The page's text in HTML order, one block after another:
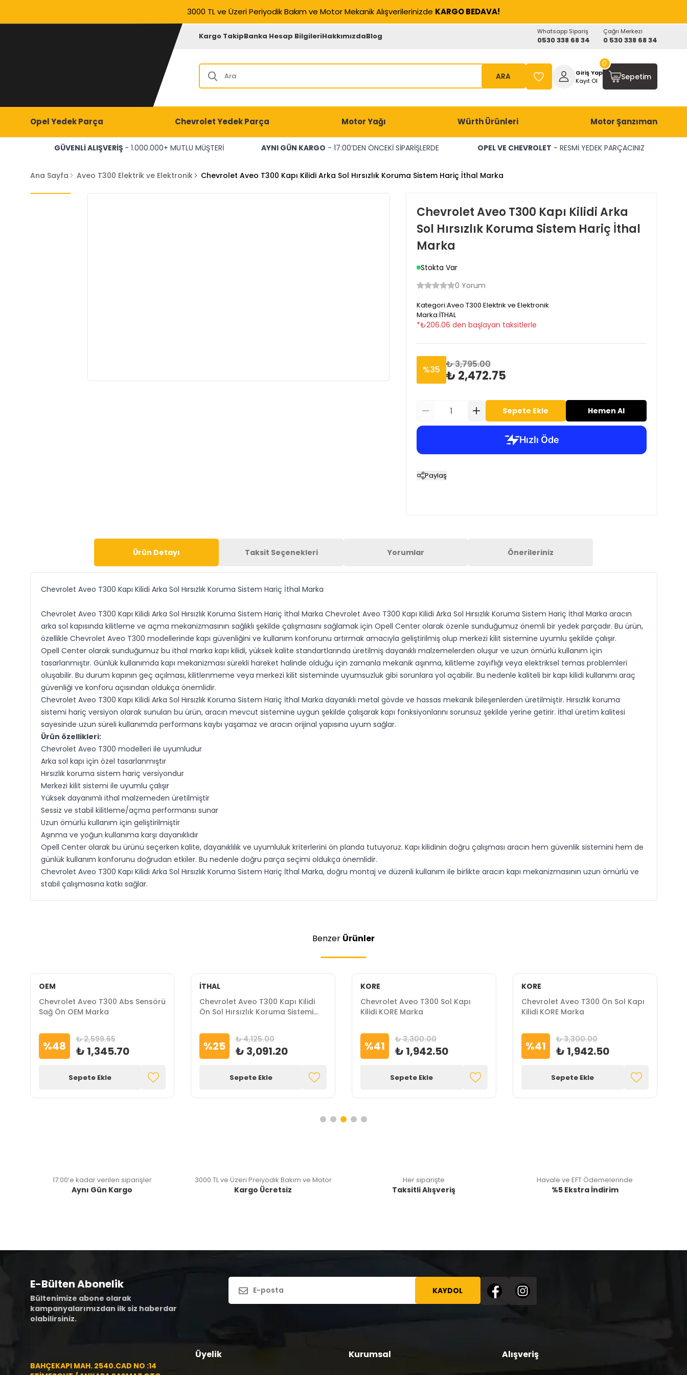
3000 TL ve Üzeri Periyodik Bakım ve Motor Mekanik Alışverilerinizde KARGO BEDAVA!
Kargo TakipBanka Hesap BilgileriHakkımızdaBlog Whatsapp Sipariş
0530 338 68 34
Çağrı Merkezi
0 530 338 68 34
ARA
Giriş Yap
Kayıt Ol
Sepetim
0
Opel Yedek Parça Chevrolet Yedek Parça Motor Yağı Würth Ürünleri Motor Şanzıman
GÜVENLİ ALIŞVERİŞ - 1.000.000+ MUTLU MÜŞTERİ AYNI GÜN KARGO - 17:00’DEN ÖNCEKİ SİPARİŞLERDE OPEL VE CHEVROLET - RESMİ YEDEK PARÇACINIZ
Ana Sayfa Aveo T300 Elektrik ve Elektronik Chevrolet Aveo T300 Kapı Kilidi Arka Sol Hırsızlık Koruma Sistem Hariç İthal Marka
Chevrolet Aveo T300 Kapı Kilidi Arka
Sol Hırsızlık Koruma Sistem Hariç İthal
Marka
Stokta Var
0 Yorum
Kategori:Aveo T300 Elektrik ve Elektronik
Marka:İTHAL
*₺206.06 den başlayan taksitlerle
%35 ₺ 3,795.00
₺ 2,472.75
Sepete Ekle Hemen Al
Paylaş
Ürün Detayı Taksit Seçenekleri Yorumlar Önerileriniz
Chevrolet Aveo T300 Kapı Kilidi Arka Sol Hırsızlık Koruma Sistem Hariç İthal Marka
Chevrolet Aveo T300 Kapı Kilidi Arka Sol Hırsızlık Koruma Sistem Hariç İthal Marka Chevrolet Aveo T300 Kapı Kilidi Arka Sol Hırsızlık Koruma Sistem Hariç İthal Marka aracın
arka sol kapısında kilitleme ve açma mekanizmasının sağlıklı şekilde çalışmasını sağlamak için Opell Center olarak özenle sunduğumuz önemli bir yedek parçadır. Bu ürün,
özellikle Chevrolet Aveo T300 modellerinde kapı güvenliğini ve kullanım konforunu artırmak amacıyla geliştirilmiş olup merkezi kilit sistemine uyumlu şekilde çalışır.
Opell Center olarak sunduğumuz bu ithal marka kapı kilidi, yüksek kalite standartlarında üretilmiş dayanıklı malzemelerden oluşur ve uzun ömürlü kullanım için
tasarlanmıştır. Günlük kullanımda kapı mekanizması sürekli hareket halinde olduğu için zamanla mekanik aşınma, kilitleme zayıflığı veya elektriksel temas problemleri
oluşabilir. Bu durum kapının geç açılması, kilitlenmeme veya merkezi kilit sisteminde uyumsuzluk gibi sorunlara yol açabilir. Bu nedenle kaliteli bir kapı kilidi kullanımı araç
güvenliği ve konforu açısından oldukça önemlidir.
Chevrolet Aveo T300 Kapı Kilidi Arka Sol Hırsızlık Koruma Sistem Hariç İthal Marka dayanıklı metal gövde ve hassas mekanik bileşenlerden üretilmiştir. Hırsızlık koruma
sistemi hariç versiyon olarak sunulan bu ürün, aracın mevcut sistemine uygun şekilde çalışarak kapı fonksiyonlarını sorunsuz şekilde yerine getirir. İthal üretim kalitesi
sayesinde uzun süreli kullanımda performans kaybı yaşamaz ve aracın orijinal yapısına uyum sağlar.
Ürün özellikleri:
Chevrolet Aveo T300 modelleri ile uyumludur
Arka sol kapı için özel tasarlanmıştır
Hırsızlık koruma sistem hariç versiyondur
Merkezi kilit sistemi ile uyumlu çalışır
Yüksek dayanımlı ithal malzemeden üretilmiştir
Sessiz ve stabil kilitleme/açma performansı sunar
Uzun ömürlü kullanım için geliştirilmiştir
Aşınma ve yoğun kullanıma karşı dayanıklıdır
Opell Center olarak bu ürünü seçerken kalite, dayanıklılık ve uyumluluk kriterlerini ön planda tutuyoruz. Kapı kilidinin doğru çalışması aracın hem güvenlik sistemini hem de
günlük kullanım konforunu doğrudan etkiler. Bu nedenle doğru parça seçimi oldukça önemlidir.
Chevrolet Aveo T300 Kapı Kilidi Arka Sol Hırsızlık Koruma Sistem Hariç İthal Marka, doğru montaj ve düzenli kullanım ile birlikte aracın kapı mekanizmasının uzun ömürlü ve
stabil çalışmasına katkı sağlar.
Benzer Ürünler
OEM
Chevrolet Aveo T300 Abs Sensörü
Sağ Ön OEM Marka
%48 ₺ 2,599.65
₺ 1,345.70
Sepete Ekle
İTHAL
Chevrolet Aveo T300 Kapı Kilidi
Ön Sol Hırsızlık Koruma Sistemi
%25 ₺ 4,125.00
₺ 3,091.20
Sepete Ekle
KORE
Chevrolet Aveo T300 Sol Kapı
Kilidi KORE Marka
%41 ₺ 3,300.00
₺ 1,942.50
Sepete Ekle
KORE
Chevrolet Aveo T300 Ön Sol Kapı
Kilidi KORE Marka
%41 ₺ 3,300.00
₺ 1,942.50
Sepete Ekle
17:00’e kadar verilen siparişler
Aynı Gün Kargo
3000 TL ve Üzeri Preiyodik Bakım ve Motor
Kargo Ücretsiz
Her siparişte
Taksitli Alışveriş
Havale ve EFT Ödemelerinde
%5 Ekstra İndirim
E-Bülten Abonelik
Bültenimize abone olarak
kampanyalarımızdan ilk siz haberdar
olabilirsiniz.
KAYDOL
BAHÇEKAPI MAH. 2540.CAD NO :14
Üyelik Kurumsal Alışveriş